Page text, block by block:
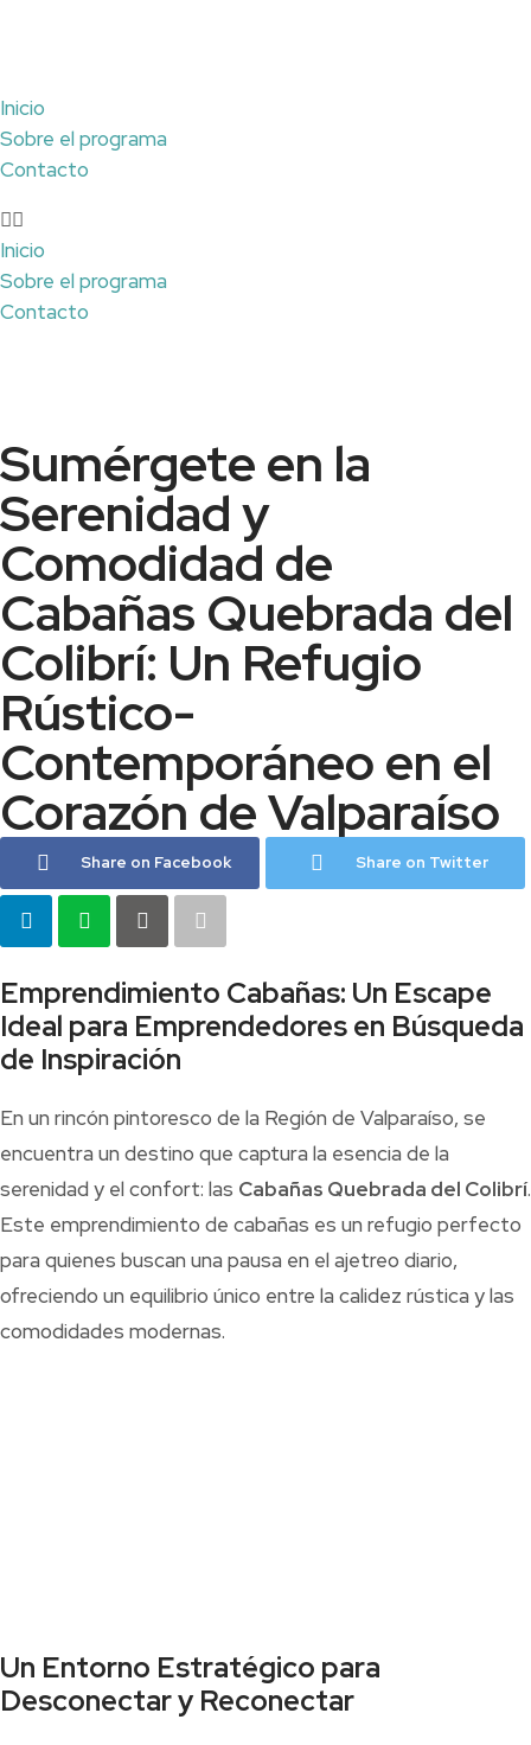
Inicio
Sobre el programa
Contacto
Inicio
Sobre el programa
Contacto
Sumérgete en la
Serenidad y
Comodidad de
Cabañas Quebrada del
Colibrí: Un Refugio
Rústico-
Contemporáneo en el
Corazón de Valparaíso
Share on Facebook Share on Twitter
Emprendimiento Cabañas: Un Escape
Ideal para Emprendedores en Búsqueda
de Inspiración
En un rincón pintoresco de la Región de Valparaíso, se
encuentra un destino que captura la esencia de la
serenidad y el confort: las Cabañas Quebrada del Colibrí.
Este emprendimiento de cabañas es un refugio perfecto
para quienes buscan una pausa en el ajetreo diario,
ofreciendo un equilibrio único entre la calidez rústica y las
comodidades modernas.
Un Entorno Estratégico para
Desconectar y Reconectar